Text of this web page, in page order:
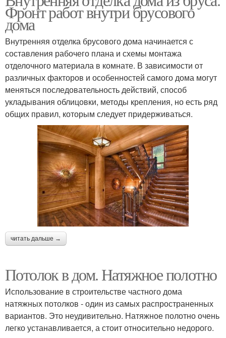
Фронт работ внутри брусового
дома
Внутренняя отделка брусового дома начинается с
составления рабочего плана и схемы монтажа
отделочного материала в комнате. В зависимости от
различных факторов и особенностей самого дома могут
меняться последовательность действий, способ
укладывания облицовки, методы крепления, но есть ряд
общих правил, которым следует придерживаться.
читать дальше →
Потолок в дом. Натяжное полотно
Использование в строительстве частного дома
натяжных потолков - один из самых распространенных
вариантов. Это неудивительно. Натяжное полотно очень
легко устанавливается, а стоит относительно недорого.